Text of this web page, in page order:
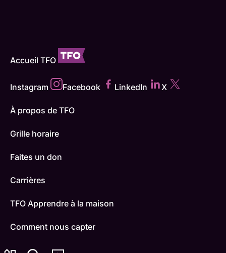
Accueil TFO
Instagram Facebook LinkedIn X
À propos de TFO
Grille horaire
Faites un don
Carrières
TFO Apprendre à la maison
Comment nous capter
Contactez-nous